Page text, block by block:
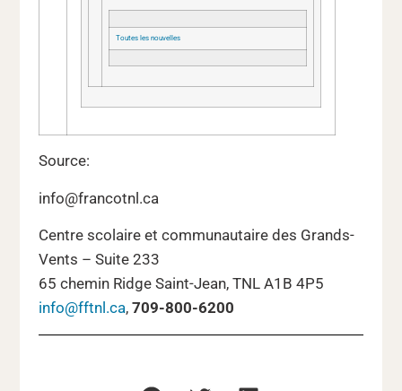
Toutes les nouvelles
Source:
info@francotnl.ca
Centre scolaire et communautaire des Grands-
Vents – Suite 233
65 chemin Ridge Saint-Jean, TNL A1B 4P5
info@fftnl.ca, 709-800-6200